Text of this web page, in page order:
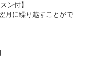
日になりましたらお
越しください。
店内廊下にてスタッ
ン付】
月に繰り越すことがで